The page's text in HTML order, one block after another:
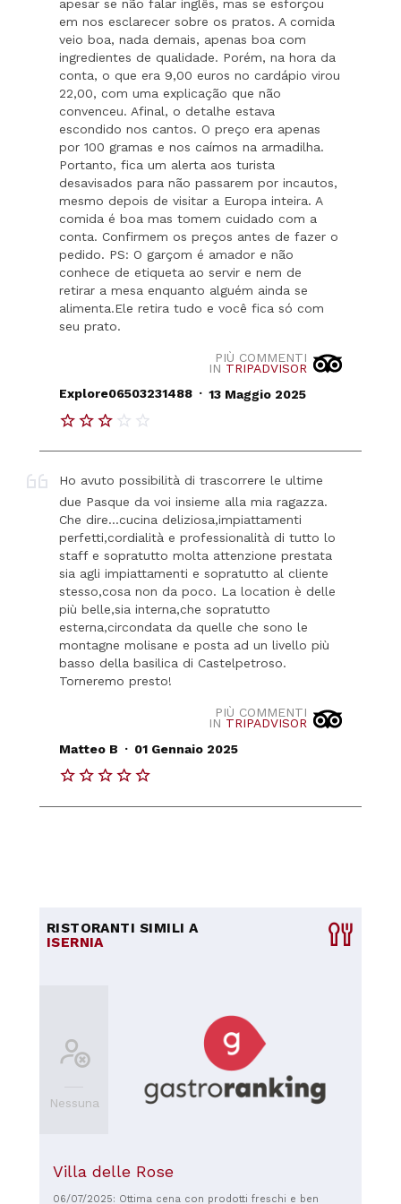
apesar se não falar inglês, mas se esforçou
em nos esclarecer sobre os pratos. A comida
veio boa, nada demais, apenas boa com
ingredientes de qualidade. Porém, na hora da
conta, o que era 9,00 euros no cardápio virou
22,00, com uma explicação que não
convenceu. Afinal, o detalhe estava
escondido nos cantos. O preço era apenas
por 100 gramas e nos caímos na armadilha.
Portanto, fica um alerta aos turista
desavisados para não passarem por incautos,
mesmo depois de visitar a Europa inteira. A
comida é boa mas tomem cuidado com a
conta. Confirmem os preços antes de fazer o
pedido. PS: O garçom é amador e não
conhece de etiqueta ao servir e nem de
retirar a mesa enquanto alguém ainda se
alimenta.Ele retira tudo e você fica só com
seu prato.
PIÙ COMMENTI
IN TRIPADVISOR
Explore06503231488 . 13 Maggio 2025
Ho avuto possibilità di trascorrere le ultime
due Pasque da voi insieme alla mia ragazza.
Che dire...cucina deliziosa,impiattamenti
perfetti,cordialità e professionalità di tutto lo
staff e sopratutto molta attenzione prestata
sia agli impiattamenti e sopratutto al cliente
stesso,cosa non da poco. La location è delle
più belle,sia interna,che sopratutto
esterna,circondata da quelle che sono le
montagne molisane e posta ad un livello più
basso della basilica di Castelpetroso.
Torneremo presto!
PIÙ COMMENTI
IN TRIPADVISOR
Matteo B . 01 Gennaio 2025
RISTORANTI SIMILI A
ISERNIA
Nessuna
Villa delle Rose
06/07/2025: Ottima cena con prodotti freschi e ben